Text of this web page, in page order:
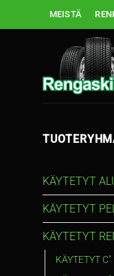
MEISTÄ
KÄYTETYT
KÄYTETYT
KÄYTETYT
KÄYTETYT